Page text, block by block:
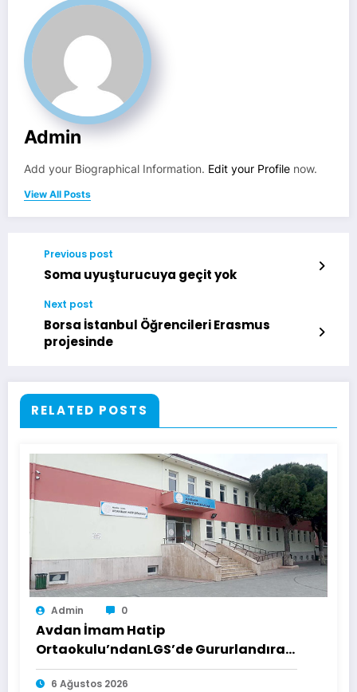
Admin
Add your Biographical Information. Edit your Profile now.
View All Posts
Previous post
Soma uyuşturucuya geçit yok
Next post
Borsa İstanbul Öğrencileri Erasmus
projesinde
RELATED POSTS
Admin 0
Avdan İmam Hatip
Ortaokulu’ndanLGS’de Gururlandıran
Başarı
6 Ağustos 2026